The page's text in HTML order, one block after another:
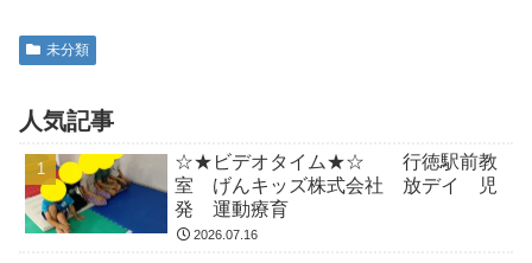
未分類
人気記事
☆★ビデオタイム★☆ 行徳駅前教
室 げんキッズ株式会社 放デイ 児
発 運動療育
2026.07.16